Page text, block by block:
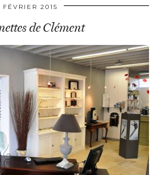
FÉVRIER 2015
de Clément